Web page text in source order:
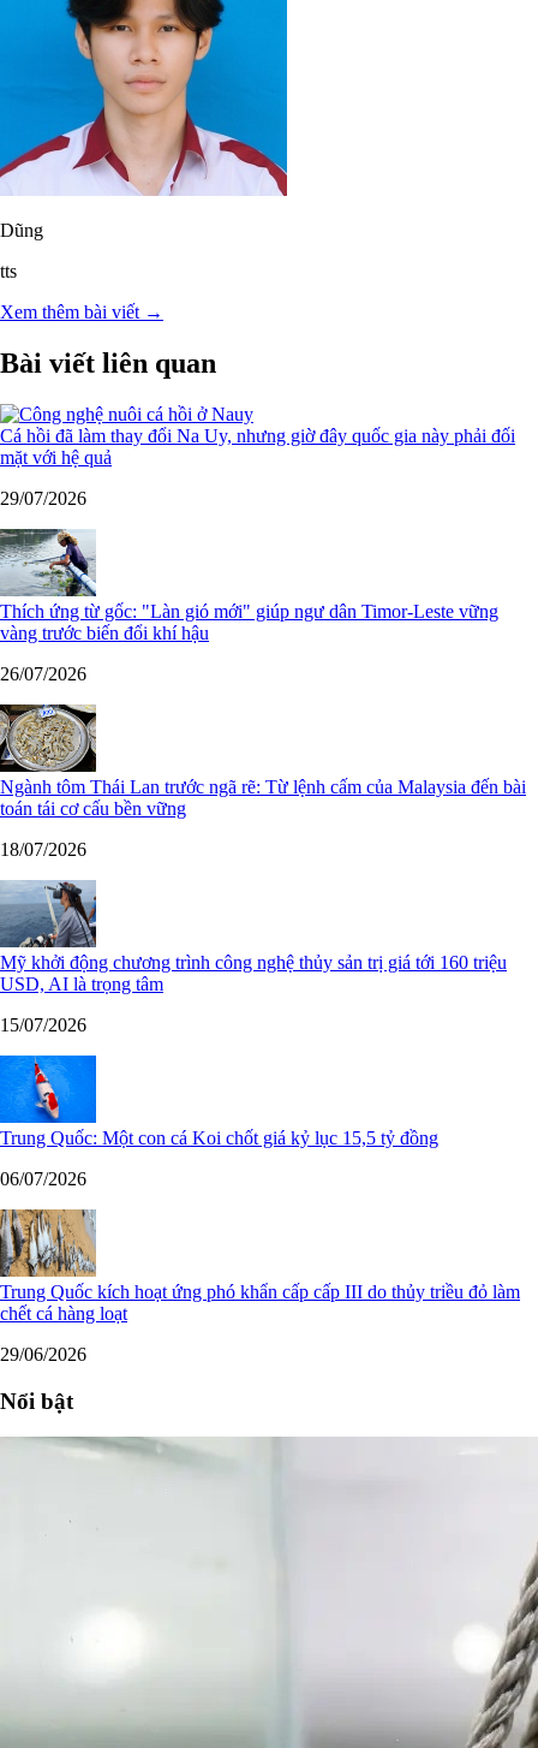
Dũng
tts
Xem thêm bài viết →
Bài viết liên quan
Cá hồi đã làm thay đổi Na Uy, nhưng giờ đây quốc gia này phải đối
mặt với hệ quả
29/07/2026
Thích ứng từ gốc: "Làn gió mới" giúp ngư dân Timor-Leste vững
vàng trước biến đổi khí hậu
26/07/2026
Ngành tôm Thái Lan trước ngã rẽ: Từ lệnh cấm của Malaysia đến bài
toán tái cơ cấu bền vững
18/07/2026
Mỹ khởi động chương trình công nghệ thủy sản trị giá tới 160 triệu
USD, AI là trọng tâm
15/07/2026
Trung Quốc: Một con cá Koi chốt giá kỷ lục 15,5 tỷ đồng
06/07/2026
Trung Quốc kích hoạt ứng phó khẩn cấp cấp III do thủy triều đỏ làm
chết cá hàng loạt
29/06/2026
Nổi bật